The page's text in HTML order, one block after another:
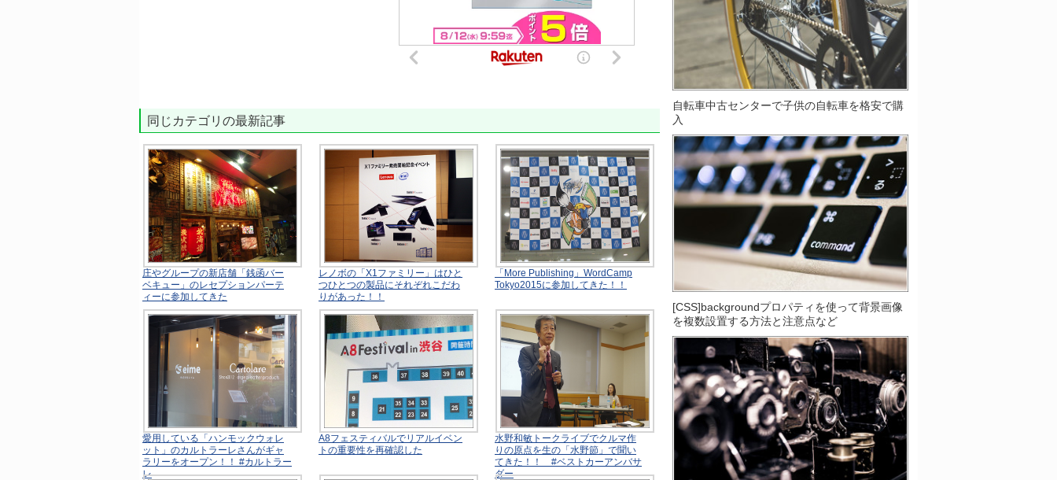
同じカテゴリの最新記事
庄やグループの新店舗「銭函バー
ベキュー」のレセプションパーテ
ィーに参加してきた
レノボの「X1ファミリー」はひと
つひとつの製品にそれぞれこだわ
りがあった！！
「More Publishing」WordCamp
Tokyo2015に参加してきた！！
愛用している「ハンモックウォレ
ット」のカルトラーレさんがギャ
ラリーをオープン！！ #カルトラー
レ
A8フェスティバルでリアルイベン
トの重要性を再確認した
水野和敏トークライブでクルマ作
りの原点を生の「水野節」で聞い
てきた！！ #ベストカーアンバサ
ダー
自転車中古センターで子供の自転車を格安で購
入
[CSS]backgroundプロパティを使って背景画像
を複数設置する方法と注意点など